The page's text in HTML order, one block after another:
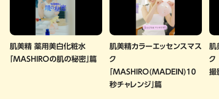
肌美精 薬用美白化粧水
「MASHIROの肌の秘密」篇
肌美精カラーエッセンスマス
ク
「MASHIRO(MADEIN)10
秒チャレンジ」篇
肌
ク
撮